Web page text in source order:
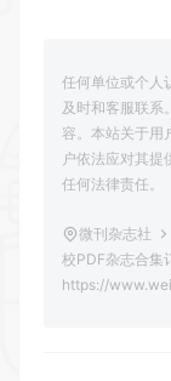
任何单位或个人
及时和客服联系
容。本站关于用
户依法应对其提
任何法律责任。
微刊杂志社
校PDF杂志合集
https://